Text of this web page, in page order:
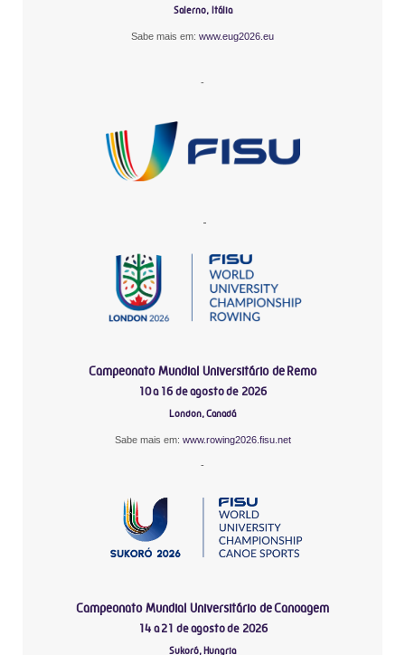
Salerno, Itália
Sabe mais em: www.eug2026.eu
-
-
Campeonato Mundial Universitário de Remo
10 a 16 de agosto de 2026
London, Canadá
Sabe mais em: www.rowing2026.fisu.net
-
Campeonato Mundial Universitário de Canoagem
14 a 21 de agosto de 2026
Sukoró, Hungria